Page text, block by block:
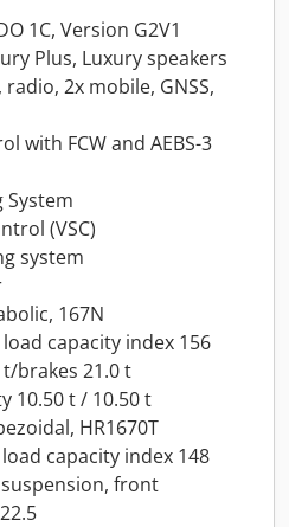
1C, Version G2V1
Plus, Luxury speakers
2x mobile, GNSS,
with FCW and AEBS-3
System
(VSC)
system
167N
capacity index 156
brakes 21.0 t
10.50 t / 10.50 t
HR1670T
capacity index 148
front